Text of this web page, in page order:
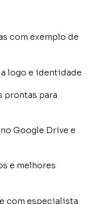
com exemplo de
logo e identidade
prontas para
Google Drive e
e melhores
com especialista